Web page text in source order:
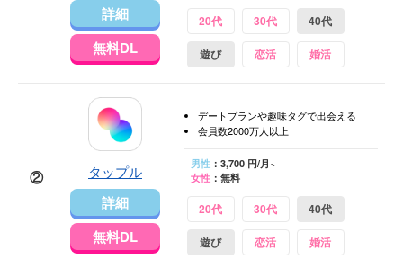
詳細
無料DL
20代 30代 40代
遊び 恋活 婚活
② タップル
詳細
無料DL
デートプランや趣味タグで出会える
会員数2000万人以上
男性：3,700 円/月~
女性：無料
20代 30代 40代
遊び 恋活 婚活